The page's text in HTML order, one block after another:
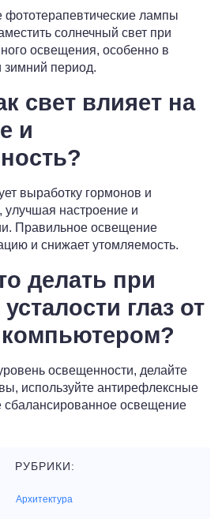
лампы
солнечный свет при
освещения, особенно в
период.
свет влияет на
и
выработку гормонов и
улучшая настроение и
Правильное освещение
и снижает утомляемость.
делать при
глаз от
освещенности, делайте
используйте антирефлексные
сбалансированное освещение
РУБРИКИ:
Архитектура